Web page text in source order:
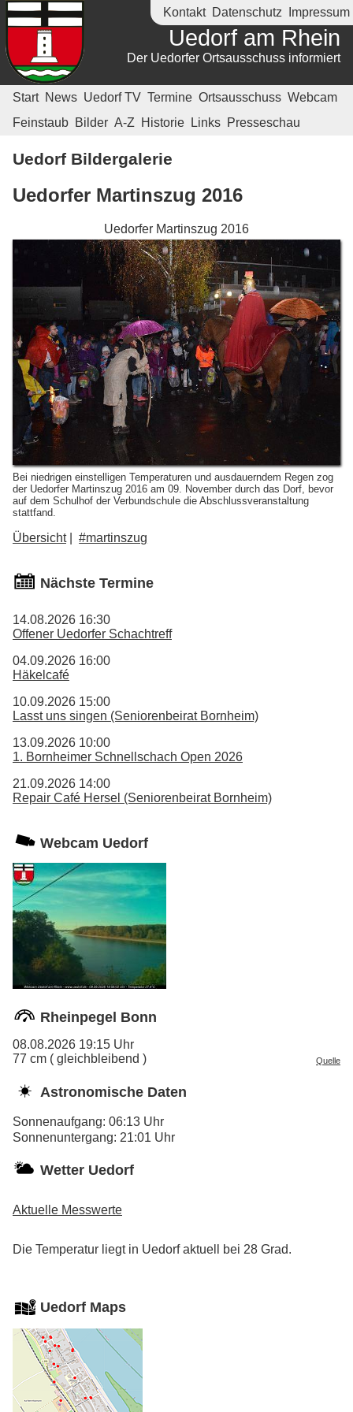
Uedorf am Rhein
Der Uedorfer Ortsausschuss informiert
Start News Uedorf TV Termine Ortsausschuss Webcam
Feinstaub Bilder A-Z Historie Links Presseschau
Uedorf Bildergalerie
Uedorfer Martinszug 2016
Uedorfer Martinszug 2016
Bei niedrigen einstelligen Temperaturen und ausdauerndem Regen zog
der Uedorfer Martinszug 2016 am 09. November durch das Dorf, bevor
auf dem Schulhof der Verbundschule die Abschlussveranstaltung
stattfand.
Übersicht #martinszug
Nächste Termine
14.08.2026 16:30
Offener Uedorfer Schachtreff
04.09.2026 16:00
Häkelcafé
10.09.2026 15:00
Lasst uns singen (Seniorenbeirat Bornheim)
13.09.2026 10:00
1. Bornheimer Schnellschach Open 2026
21.09.2026 14:00
Repair Café Hersel (Seniorenbeirat Bornheim)
Webcam Uedorf
Rheinpegel Bonn
08.08.2026 19:15 Uhr
77 cm ( gleichbleibend )
Quelle
Astronomische Daten
Sonnenaufgang: 06:13 Uhr
Sonnenuntergang: 21:01 Uhr
Wetter Uedorf
Aktuelle Messwerte
Die Temperatur liegt in Uedorf aktuell bei 28 Grad.
Uedorf Maps
Kontakt Datenschutz Impressum